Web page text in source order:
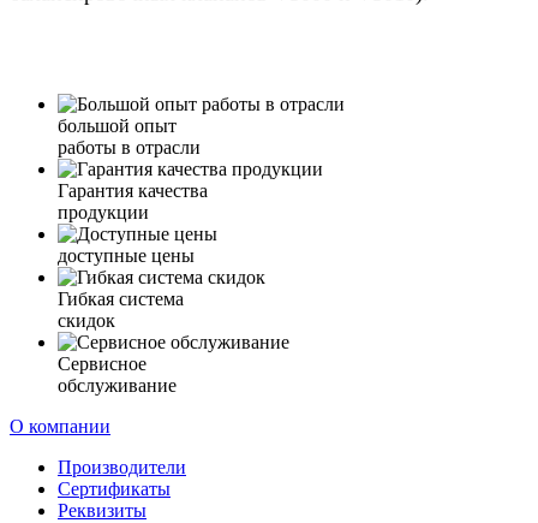
большой опыт
работы в отрасли
Гарантия качества
продукции
доступные цены
Гибкая система
скидок
Сервисное
обслуживание
О компании
Производители
Сертификаты
Реквизиты